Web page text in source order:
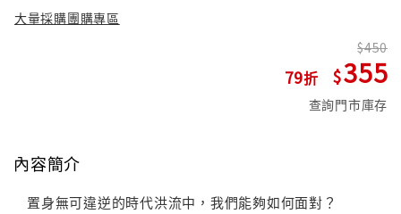
大量採購團購專區
79
450
355
查詢門市庫存
內容簡介
置身無可違逆的時代洪流中，我們能夠如何面對？